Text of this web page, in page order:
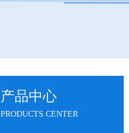
产品中心
PRODUCTS CENTER